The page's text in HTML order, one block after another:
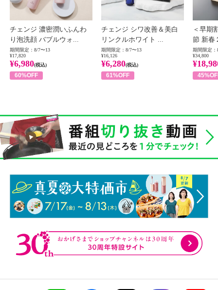
チェンジ 濃密潤いふんわ
り泡洗顔 バブルウォ...
期間限定：8/7〜13
¥17,820
¥6,980(税込)
60%OFF
チェンジ シワ改善＆美白
リンクルホワイト ...
期間限定：8/7〜13
¥16,126
¥6,280(税込)
61%OFF
＜早期
節 新春
期間限定：
¥34,800